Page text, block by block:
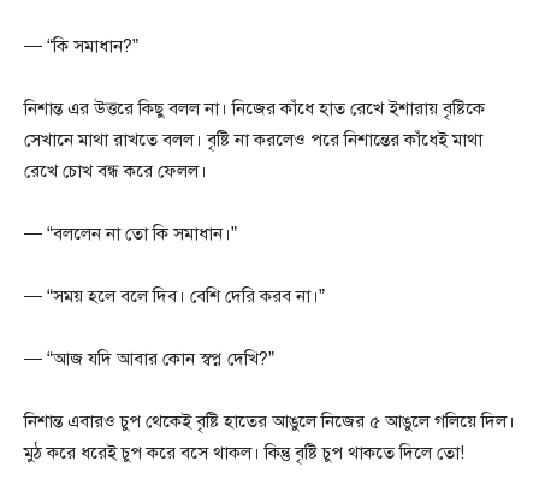
— “কি সমাধান?”
নিশান্ত এর উত্তরে কিছু বলল না। নিজের কাঁধে হাত রেখে ইশারায় বৃষ্টিকে
সেখানে মাথা রাখতে বলল। বৃষ্টি না করলেও পরে নিশান্তের কাঁধেই মাথা
রেখে চোখ বন্ধ করে ফেলল।
— “বললেন না তো কি সমাধান।”
— “সময় হলে বলে দিব। বেশি দেরি করব না।”
— “আজ যদি আবার কোন স্বপ্ন দেখি?”
নিশান্ত এবারও চুপ থেকেই বৃষ্টি হাতের আঙুলে নিজের ৫ আঙুলে গলিয়ে দিল।
মুঠ করে ধরেই চুপ করে বসে থাকল। কিন্তু বৃষ্টি চুপ থাকতে দিলে তো!